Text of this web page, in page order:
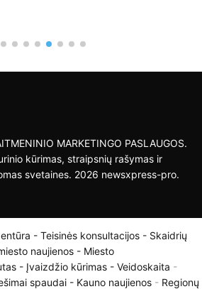
MARKETINGO PASLAUGOS.
kūrimas, straipsnių rašymas ir
svetaines. 2026 newsxpress-pro.
- Teisinės konsultacijos - Skaidrių
naujienos - Miesto
- Įvaizdžio kūrimas - Veidoskaita -
spaudai - Kauno naujienos - Regionų